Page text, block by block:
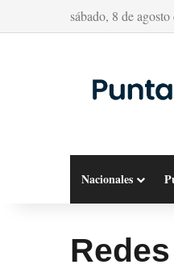
sábado, 8 de
Nacionales